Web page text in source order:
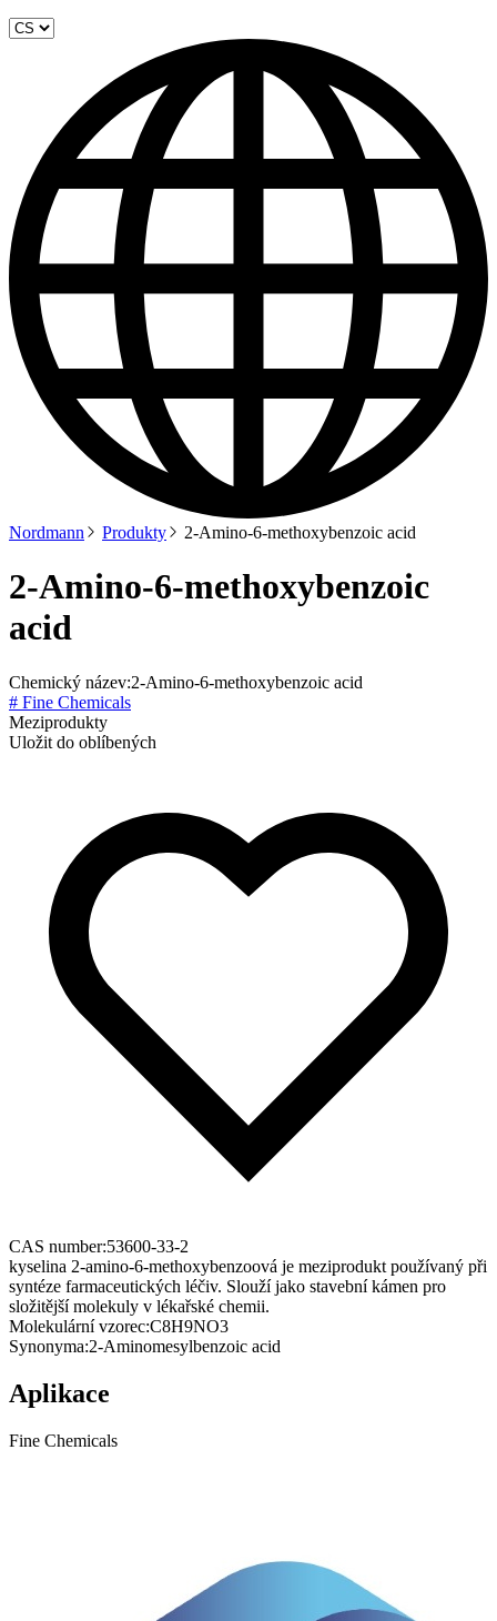
Nordmann Produkty 2-Amino-6-methoxybenzoic acid
2-Amino-6-methoxybenzoic
acid
Chemický název:2-Amino-6-methoxybenzoic acid
# Fine Chemicals
Meziprodukty
Uložit do oblíbených
CAS number:53600-33-2
kyselina 2-amino-6-methoxybenzoová je meziprodukt používaný při
syntéze farmaceutických léčiv. Slouží jako stavební kámen pro
složitější molekuly v lékařské chemii.
Molekulární vzorec:C8H9NO3
Synonyma:2-Aminomesylbenzoic acid
Aplikace
Fine Chemicals